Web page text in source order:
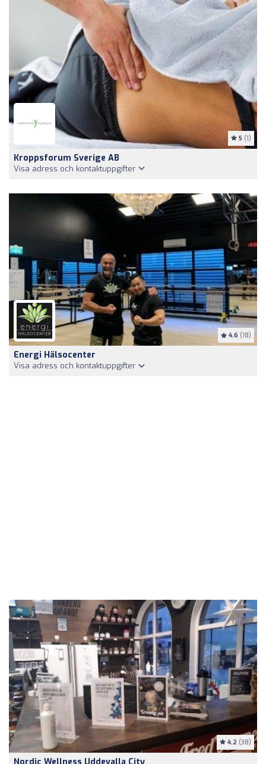
5 (1)
Kroppsforum Sverige AB
Visa adress och kontaktuppgifter
4.6 (18)
Energi Hälsocenter
Visa adress och kontaktuppgifter
4.2 (38)